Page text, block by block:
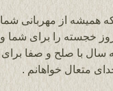
همیشه از مهربانی شما
خجسته را برای شما و
تبریک گفته سال با صلح و صفا برای
متعال خواهانم .